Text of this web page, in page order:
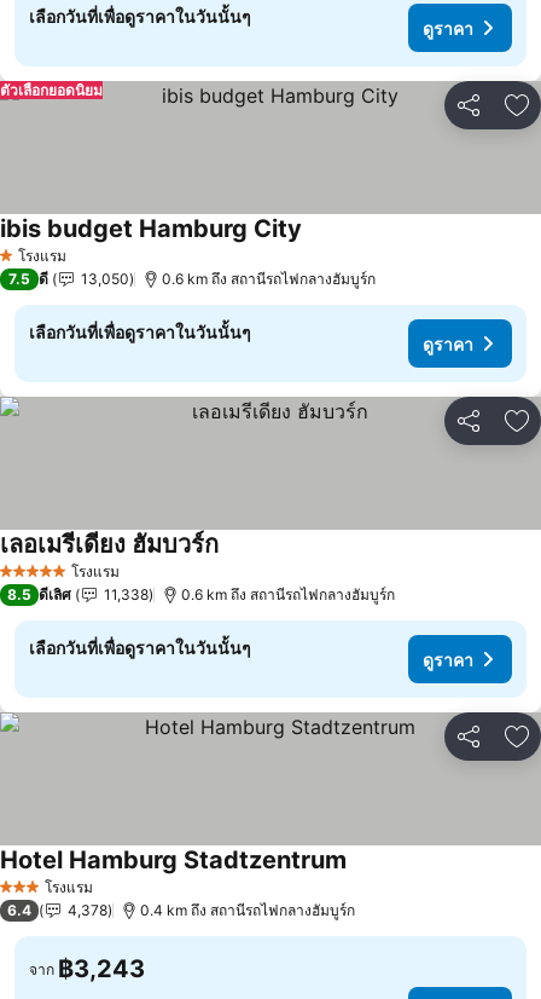
เลือกวันที่เพื่อดูราคาในวันนั้นๆ
ดูราคา
แชร์ เ
ตัวเลือกยอดนิยม
1 ดาวโรงแรม
ibis budget Hamburg City
7.5 ดี 13,050 0.6 km ถึง สถานีรถไฟกลางฮัมบูร์ก
เลือกวันที่เพื่อดูราคาในวันนั้นๆ
ดูราคา
แชร์ เ
5 ดาว โรงแรม
เลอเมรีเดียง ฮัมบวร์ก
8.5 ดีเลิศ 11,338 0.6 km ถึง สถานีรถไฟกลางฮัมบูร์ก
เลือกวันที่เพื่อดูราคาในวันนั้นๆ
ดูราคา
แชร์ เ
3 ดาว โรงแรม
Hotel Hamburg Stadtzentrum
6.4 4,378 0.4 km ถึง สถานีรถไฟกลางฮัมบูร์ก
จาก ฿3,243